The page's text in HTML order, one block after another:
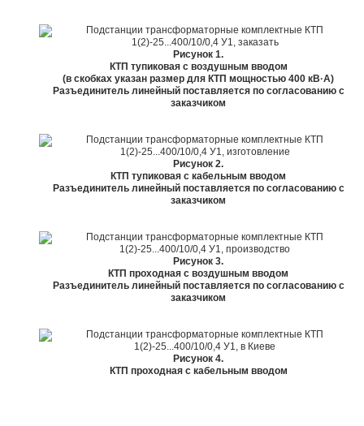
Рисунок 1.
КТП тупиковая с воздушным вводом
(в скобках указан размер для КТП мощностью 400 кВ·А)
Разъединитель линейный поставляется по согласованию с
заказчиком
Рисунок 2.
КТП тупиковая с кабельным вводом
Разъединитель линейный поставляется по согласованию с
заказчиком
Рисунок 3.
КТП проходная с воздушным вводом
Разъединитель линейный поставляется по согласованию с
заказчиком
Рисунок 4.
КТП проходная с кабельным вводом